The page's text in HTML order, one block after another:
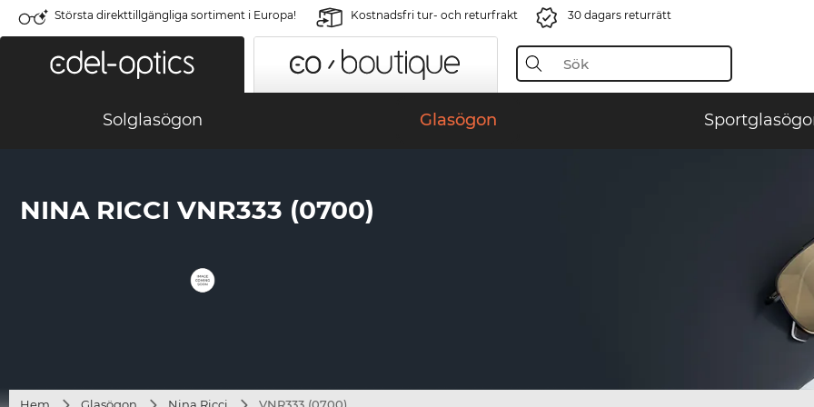
Största direkttillgängliga sortiment i Europa! Kostnadsfri tur- och returfrakt 30 dagars returrätt
Solglasögon Glasögon
NINA RICCI VNR333 (0700)